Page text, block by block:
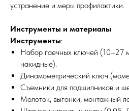
устранение и меры профилактики.
Инструменты и материалы
Инструменты:
Набор гаечных ключей (10–27
накидные).
Динамометрический ключ
Съемники для подшипников и
Молоток, выгонки, монтажный